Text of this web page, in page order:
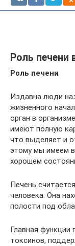
Роль печени
Роль печени
Издавна люди
жизненного
орган в
имеют полную
что выделяет и
этому мы имеем
хорошем
Печень
человека. Она
полости под
Главная функции
токсинов,